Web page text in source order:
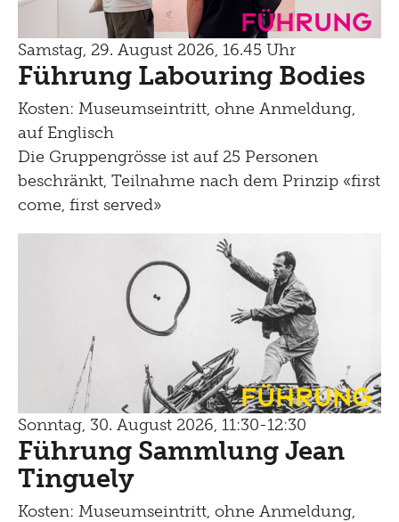
Führung
Samstag, 29. August 2026, 16.45 Uhr
Führung Labouring Bodies
Kosten: Museumseintritt, ohne Anmeldung,
auf Englisch
Die Gruppengrösse ist auf 25 Personen
beschränkt, Teilnahme nach dem Prinzip «first
come, first served»
Führung
Sonntag, 30. August 2026, 11:30-12:30
Führung Sammlung Jean
Tinguely
Kosten: Museumseintritt, ohne Anmeldung,